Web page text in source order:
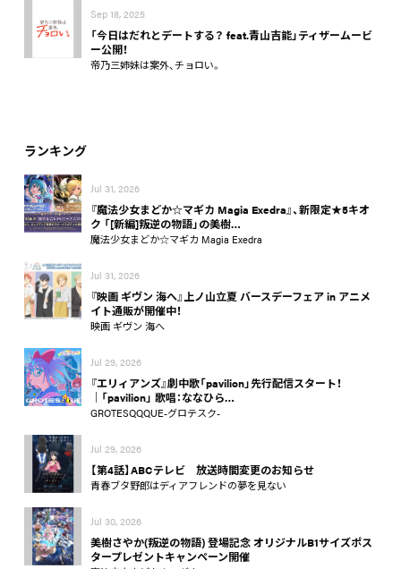
Sep 18, 2025
「今日はだれとデートする？ feat.青山吉能」ティザームービ
ー公開！
帝乃三姉妹は案外、チョロい。
ランキング
Jul 31, 2026
『魔法少女まどか☆マギカ Magia Exedra』、新限定★5キオ
ク 「[新編]叛逆の物語」の美樹…
魔法少女まどか☆マギカ Magia Exedra
Jul 31, 2026
『映画 ギヴン 海へ』上ノ山立夏 バースデーフェア in アニメ
イト通販が開催中！
映画 ギヴン 海へ
Jul 29, 2026
『エリィアンズ』劇中歌「pavilion」先行配信スタート！
│「pavilion」 歌唱：ななひら…
GROTESQQQUE-グロテスク-
Jul 29, 2026
【第4話】ABCテレビ 放送時間変更のお知らせ
青春ブタ野郎はディアフレンドの夢を見ない
Jul 30, 2026
美樹さやか(叛逆の物語) 登場記念 オリジナルB1サイズポス
タープレゼントキャンペーン開催